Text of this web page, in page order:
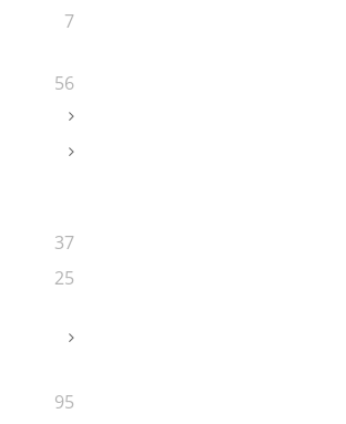
7
56
37
25
95